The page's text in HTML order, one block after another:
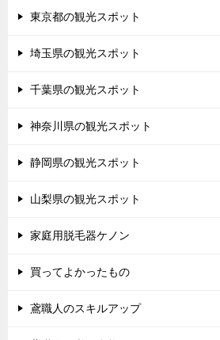
東京都の観光スポット
埼玉県の観光スポット
千葉県の観光スポット
神奈川県の観光スポット
静岡県の観光スポット
山梨県の観光スポット
家庭用脱毛器ケノン
買ってよかったもの
鳶職人のスキルアップ